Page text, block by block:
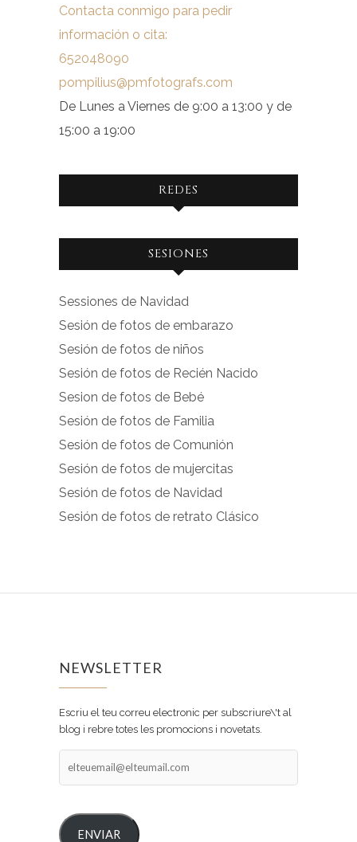
Contacta conmigo para pedir
información o cita:
652048090
pompilius@pmfotografs.com
De Lunes a Viernes de 9:00 a 13:00 y de
15:00 a 19:00
REDES
Ver
facebook.com
en
Facebook
Ver
instagram.com
en
Instagram
SESIONES
Sessiones de Navidad
Sesión de fotos de embarazo
Sesión de fotos de niños
Sesión de fotos de Recién Nacido
Sesion de fotos de Bebé
Sesión de fotos de Familia
Sesión de fotos de Comunión
Sesión de fotos de mujercitas
Sesión de fotos de Navidad
Sesión de fotos de retrato Clásico
NEWSLETTER
Escriu el teu correu electronic per subscriure\'t al
blog i rebre totes les promocions i novetats.
ENVIAR